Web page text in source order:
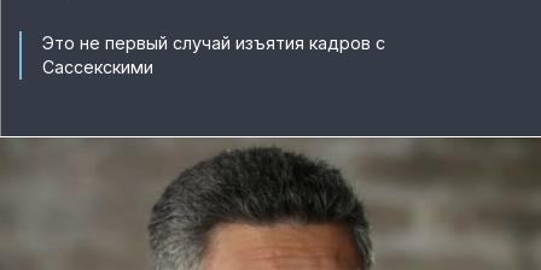
Это не первый случай изъятия кадров с
Сассекскими